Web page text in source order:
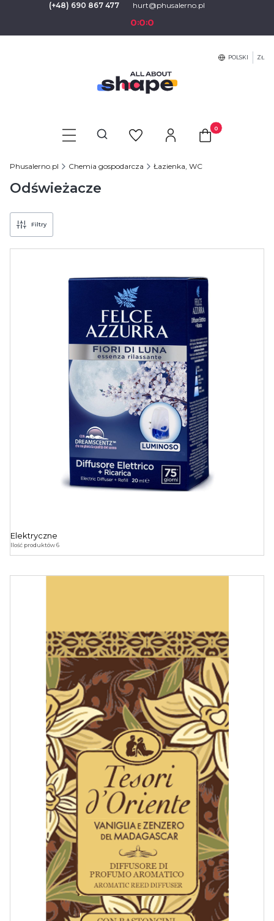
(+48) 690 867 477 hurt@phusalerno.pl
0:0:0
POLSKI ZŁ
Otwórz wyszukiwarkę Produkty w
Phusalerno.pl Chemia gospodarcza Łazienka, WC
Odświeżacze
Filtry
Elektryczne
Ilość produktów 6